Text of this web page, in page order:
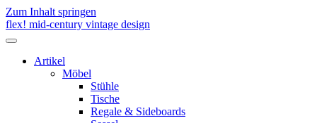
Zum Inhalt springen
flex! mid-century vintage design
Menü
umschalten
Artikel
Möbel
Stühle
Tische
Regale & Sideboards